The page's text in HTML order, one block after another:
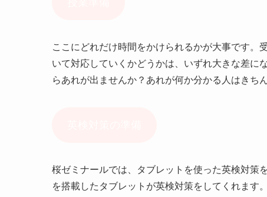
ここにどれだけ時間をかけられるかが大事です。
いて対応していくかどうかは、いずれ大きな差に
らあれが出ませんか？あれが何か分かる人はきち
桜ゼミナールでは、タブレットを使った英検対策
を搭載したタブレットが英検対策をしてくれます